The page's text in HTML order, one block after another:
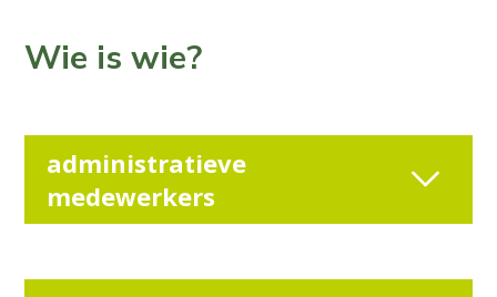
Wie is wie?
administratieve
medewerkers